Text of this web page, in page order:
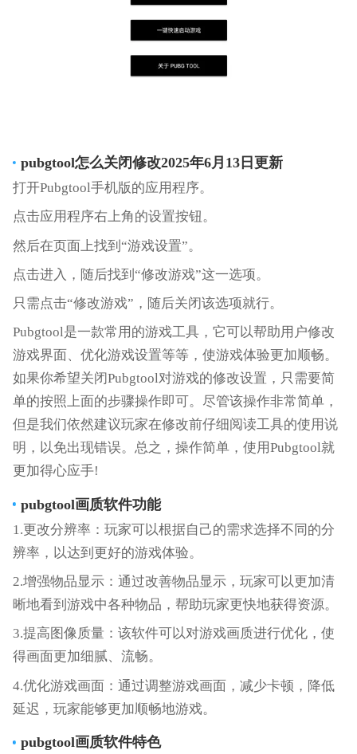
pubgtool怎么关闭修改2025年6月13日更新
打开Pubgtool手机版的应用程序。
点击应用程序右上角的设置按钮。
然后在页面上找到“游戏设置”。
点击进入，随后找到“修改游戏”这一选项。
只需点击“修改游戏”，随后关闭该选项就行。
Pubgtool是一款常用的游戏工具，它可以帮助用户修改
游戏界面、优化游戏设置等等，使游戏体验更加顺畅。
如果你希望关闭Pubgtool对游戏的修改设置，只需要简
单的按照上面的步骤操作即可。尽管该操作非常简单，
但是我们依然建议玩家在修改前仔细阅读工具的使用说
明，以免出现错误。总之，操作简单，使用Pubgtool就
更加得心应手!
pubgtool画质软件功能
1.更改分辨率：玩家可以根据自己的需求选择不同的分
辨率，以达到更好的游戏体验。
2.增强物品显示：通过改善物品显示，玩家可以更加清
晰地看到游戏中各种物品，帮助玩家更快地获得资源。
3.提高图像质量：该软件可以对游戏画质进行优化，使
得画面更加细腻、流畅。
4.优化游戏画面：通过调整游戏画面，减少卡顿，降低
延迟，玩家能够更加顺畅地游戏。
pubgtool画质软件特色